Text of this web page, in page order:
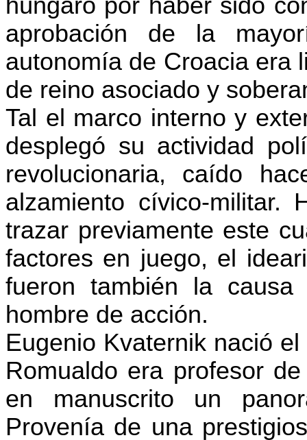
húngaro por haber sido
aprobación de la
autonomía de Croacia era
de reino asociado y
Tal el marco interno y
desplegó su actividad
revolucionaria, caído
alzamiento cívico-militar.
trazar previamente este
factores en juego, el
fueron también la
hombre de acción.
Eugenio Kvaternik nació
Romualdo era profesor
en manuscrito un
Provenía de una